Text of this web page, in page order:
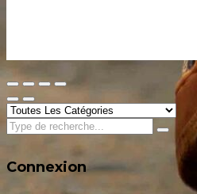
Connexion